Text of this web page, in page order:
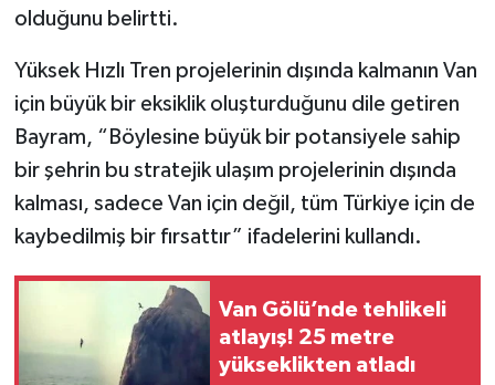
olduğunu belirtti.
Yüksek Hızlı Tren projelerinin dışında kalmanın Van
için büyük bir eksiklik oluşturduğunu dile getiren
Bayram, “Böylesine büyük bir potansiyele sahip
bir şehrin bu stratejik ulaşım projelerinin dışında
kalması, sadece Van için değil, tüm Türkiye için de
kaybedilmiş bir fırsattır” ifadelerini kullandı.
Van Gölü’nde tehlikeli
atlayış! 25 metre
yükseklikten atladı